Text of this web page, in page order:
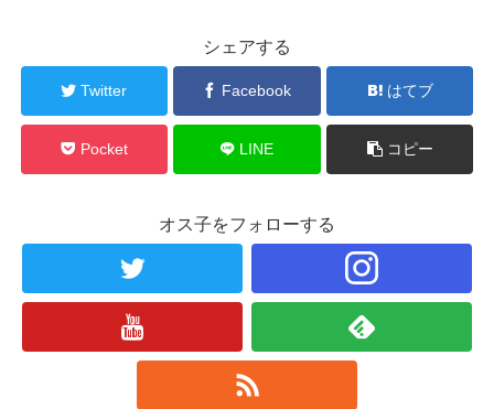
シェアする
Twitter Facebook はてブ
Pocket LINE コピー
オス子をフォローする